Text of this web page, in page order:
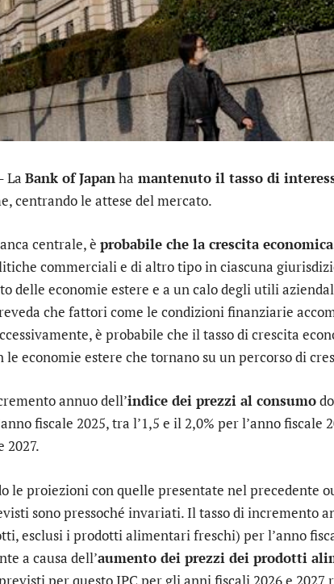
La Bank of Japanha mantenuto il tasso di
centrando le attese del mercato.
centrale, è probabile che la crescita
commerciali e di altro tipo in ciascuna
delle economie estere e a un calo degli utili
che fattori come le condizioni finanziarie
è probabile che il tasso di crescita
le economie estere che tornano su un percorso di
annuo dell’indice dei prezzi al consumo
fiscale 2025, tra l’1,5 e il 2,0% per l’anno fiscale
2027.
le proiezioni con quelle presentate nel precedente
sono pressoché invariati. Il tasso di incremento
esclusi i prodotti alimentari freschi) per l’anno
a causa dell’aumento dei prezzi dei prodotti
per questo IPC per gli anni fiscali 2026 e 2027